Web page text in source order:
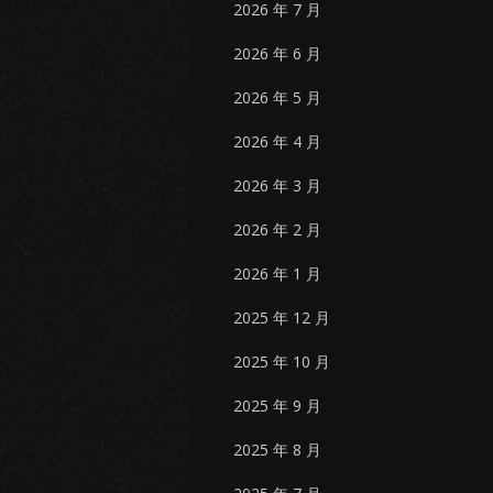
2026 年 7 月
2026 年 6 月
2026 年 5 月
2026 年 4 月
2026 年 3 月
2026 年 2 月
2026 年 1 月
2025 年 12 月
2025 年 10 月
2025 年 9 月
2025 年 8 月